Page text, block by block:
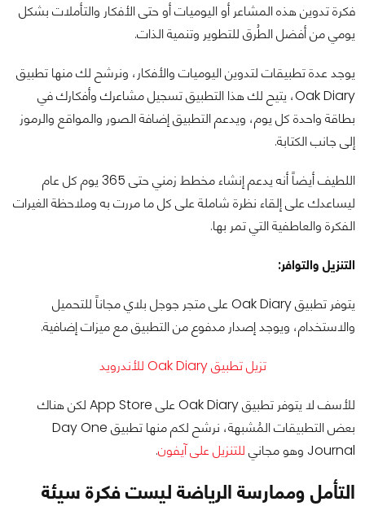
فكرة تدوين هذه المشاعر أو اليوميات أو حتى الأفكار والتأملات بشكل
يومي من أفضل الطُرق للتطوير وتنمية الذات.
يوجد عدة تطبيقات لتدوين اليوميات والأفكار، ونرشح لك منها تطبيق
Oak Diary، يتيح لك هذا التطبيق تسجيل مشاعرك وأفكارك في
بطاقة واحدة كل يوم، ويدعم التطبيق إضافة الصور والمواقع والرموز
إلى جانب الكتابة.
اللطيف أيضاً أنه يدعم إنشاء مخطط زمني حتى 365 يوم كل عام
ليساعدك على إلقاء نظرة شاملة على كل ما مررت به وملاحظة الغيرات
الفكرة والعاطفية التي تمر بها.
التنزيل والتوافر:
يتوفر تطبيق Oak Diary على متجر جوجل بلاي مجاناً للتحميل
والاستخدام، ويوجد إصدار مدفوع من التطبيق مع ميزات إضافية.
تزيل تطبيق Oak Diary للأندرويد
للأسف لا يتوفر تطبيق Oak Diary على App Store لكن هناك
بعض التطبيقات المُشبهة، نرشح لكم منها تطبيق Day One
Journal وهو مجاني
للتنزيل على آيفون.
التأمل وممارسة الرياضة ليست فكرة سيئة